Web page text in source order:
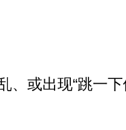
、或出现“跳一